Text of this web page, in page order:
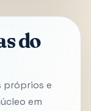
do
próprios e
em